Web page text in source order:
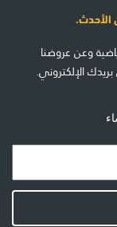
الأحدث.
وعن عروضنا
الإلكتروني.